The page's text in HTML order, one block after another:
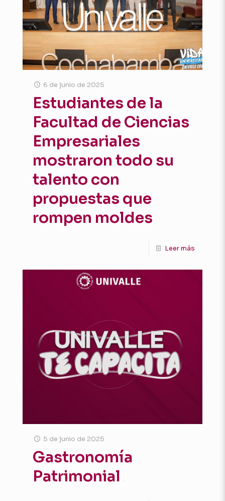
6 de junio de 2025
Estudiantes de la
Facultad de Ciencias
Empresariales
mostraron todo su
talento con
propuestas que
rompen moldes
Leer más
5 de junio de 2025
Gastronomía
Patrimonial